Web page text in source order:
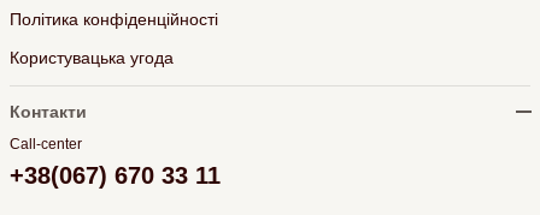
Політика конфіденційності
Користувацька угода
Контакти
Call-center
+38(067) 670 33 11